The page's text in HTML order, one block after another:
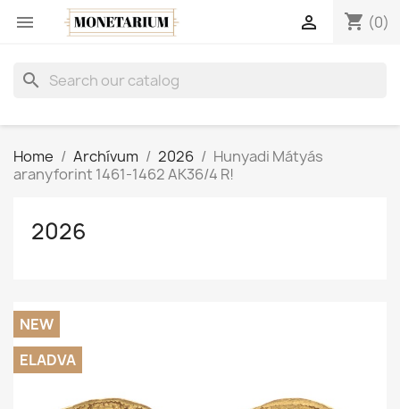
 shopping_cart (0)

search
Home Archívum 2026
Hunyadi Mátyás
aranyforint 1461-1462 AK36/4 R!
2026
NEW
ELADVA